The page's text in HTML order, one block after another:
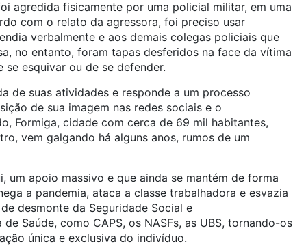
agredida fisicamente por uma policial militar, em uma
com o relato da agressora, foi preciso usar
verbalmente e aos demais colegas policiais que
no entanto, foram tapas desferidos na face da vítima
esquivar ou de se defender.
de suas atividades e responde a um processo
de sua imagem nas redes sociais e o
Formiga, cidade com cerca de 69 mil habitantes,
vem galgando há alguns anos, rumos de um
um apoio massivo e que ainda se mantém de forma
a pandemia, ataca a classe trabalhadora e esvazia
desmonte da Seguridade Social e
Saúde, como CAPS, os NASFs, as UBS, tornando-os
única e exclusiva do indivíduo.